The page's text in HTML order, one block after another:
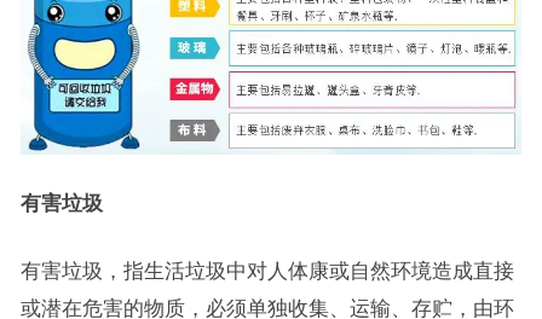
有害垃圾
有害垃圾，指生活垃圾中对人体康或自然环境造成直接
或潜在危害的物质，必须单独收集、运输、存贮，由环